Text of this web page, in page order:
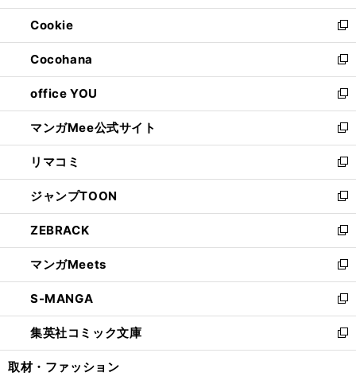
開
く
ウ
で
開
く
ン
ド
ウ
で
開
く
ウ
ィ
ン
ド
ウ
で
開
く
Cookie
新
し
い
ウ
ィ
ン
ド
ウ
で
開
く
Cocohana
新
し
い
ウ
ィ
ン
ド
ウ
で
開
く
office YOU
新
し
い
ウ
ィ
ン
ド
ウ
で
開
く
マンガMee公式サイト
新
し
い
ウ
ィ
ン
ド
ウ
で
開
く
リマコミ
新
し
い
ウ
ィ
ン
ド
ウ
で
開
く
ジャンプTOON
新
し
い
ウ
ィ
ン
ド
ウ
で
開
ZEBRACK
新
し
い
ウ
ィ
ン
ド
ウ
マンガMeets
新
し
い
ウ
ィ
ン
S-MANGA
新
し
い
ウ
集英社コミック文庫
新
し
取材・ファッション